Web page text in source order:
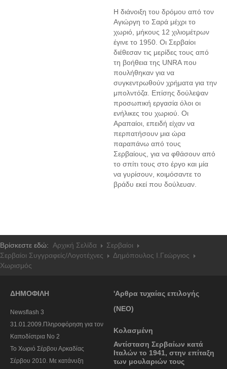
Η διάνοιξη του δρόμου από τον
Αγιώργη το Σαρά μέχρι το
χωριό, μήκους 12 χιλιομέτρων
έγινε το 1950. Οι Σερβαίοι
διέθεσαν τις μερίδες τους από
τη βοήθεια της UNRA που
πουλήθηκαν για να
συγκεντρωθούν χρήματα για την
μπολντόζα. Επίσης δούλεψαν
προσωπική εργασία όλοι οι
ενήλικες του χωριού. Οι
Αραπαίοι, επειδή είχαν να
περπατήσουν μια ώρα
παραπάνω από τους
Σερβαίους, για να φθάσουν από
το σπίτι τους στο έργο και μία
να γυρίσουν, κοιμόσαντε το
βράδυ εκεί που δούλευαν.
Βρίσκεστε εδώ: Αρχική Σελίδα
Σερβαίοι
Σερβαίοι Συγγραφείς/Λογoτέχνες
Δημόπουλος Ι.Γεώργιος
Χωρισμός
ΔΗΜΟΦΙΛΗ
Newsflash 3
31.01.2009.Πληροφόρηση για τον
Καποδίστρια Νο 2
To Χωριό Σέρβου Αρκαδίας
Σέρβου 2010. Με κατάνυξη
'Αρθρα τυχαίας επιλογής
(ΝΕΟ)
Κολασμένη
Αντίσταση Σερβαίων κατά
Ιταλών τo 1941, στην επίταξη
των μουλαριών τους